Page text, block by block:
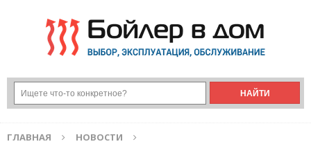
ГЛАВНАЯ НОВОСТИ